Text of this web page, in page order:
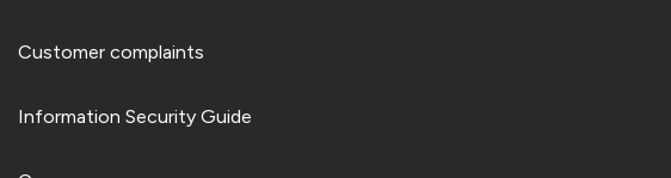
Customer complaints
Information Security Guide